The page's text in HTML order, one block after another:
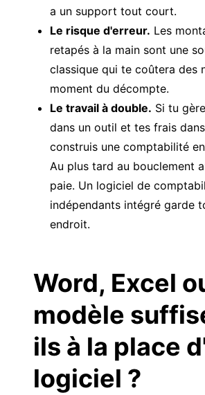
a un support tout court.
Le risque d'erreur. Les
retapés à la main sont une
classique qui te coûtera des
moment du décompte.
Le travail à double. Si tu
dans un outil et tes frais
construis une comptabilité
Au plus tard au bouclement
paie. Un logiciel de
indépendants intégré garde
endroit.
Word, Excel
modèle
ils à la place
logiciel ?